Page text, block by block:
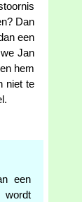
Dan
een
Jan
hem
niet te
een
wordt